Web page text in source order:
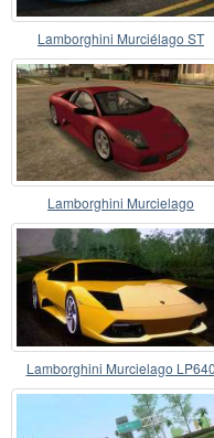
Lamborghini Murciélago ST
Lamborghini Murcielago
Lamborghini Murcielago LP640